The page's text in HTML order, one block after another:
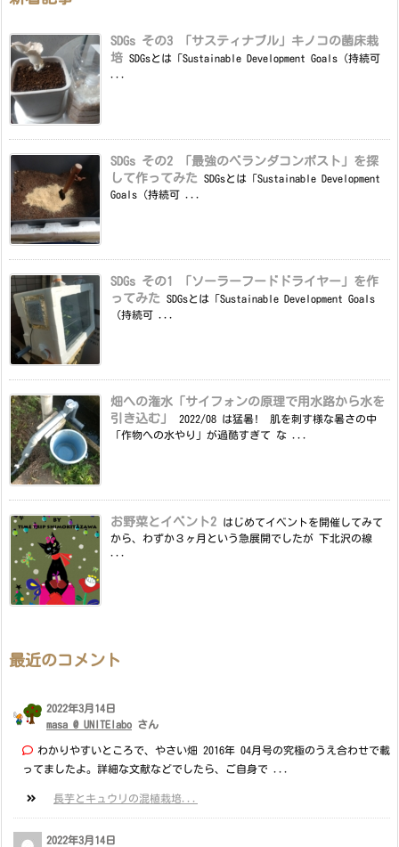
SDGs その3 「サスティナブル」キノコの菌床栽
培 SDGsとは「Sustainable Development Goals（持続可
SDGs その2 「最強のベランダコンポスト」を探
して作ってみた
SDGsとは「Sustainable Development
Goals（持続可 ...
SDGs その1 「ソーラーフードドライヤー」を作
ってみた
SDGsとは「Sustainable Development Goals
（持続可 ...
畑への潅水「サイフォンの原理で用水路から水を
引き込む」
2022/08 は猛暑! 肌を刺す様な暑さの中
「作物への水やり」が過酷すぎて な ...
お野菜とイベント2
はじめてイベントを開催してみて
から、わずか３ヶ月という急展開でしたが 下北沢の線
最近のコメント
2022年3月14日
masa @ UNITElabo さん
わかりやすいところで、やさい畑 2016年 04月号の究極のうえ合わせで載
ってましたよ。詳細な文献などでしたら、ご自身で ...
長芋とキュウリの混植栽培...
2022年3月14日